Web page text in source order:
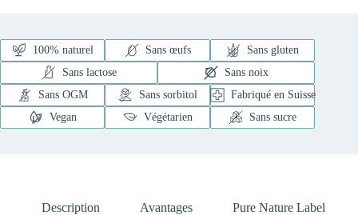
100% naturel Sans œufs
Sans gluten
Sans lactose
Sans noix
Sans OGM
Sans sorbitol
Fabriqué en Suisse
Vegan
Végétarien Sans sucre
Description Avantages Pure Nature Label